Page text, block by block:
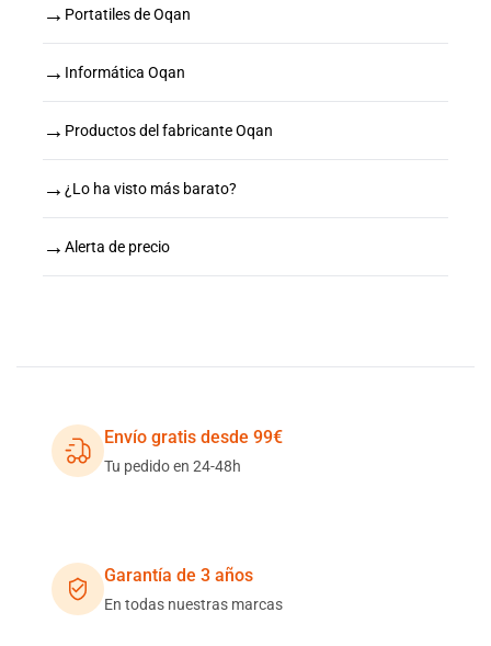
→ Portatiles de Oqan
→ Informática Oqan
→ Productos del fabricante Oqan
→ ¿Lo ha visto más barato?
→ Alerta de precio
Envío gratis desde 99€
Tu pedido en 24-48h
Garantía de 3 años
En todas nuestras marcas